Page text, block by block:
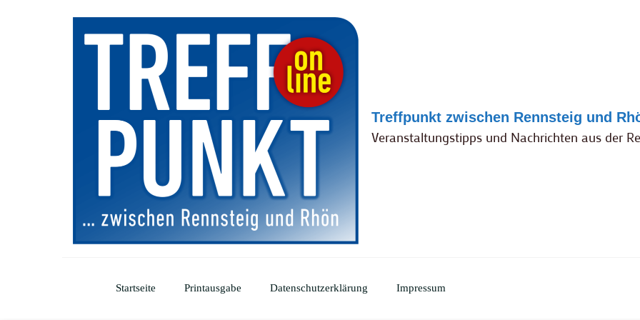
Treffpunkt zwischen Rennsteig und
Veranstaltungstipps und Nachrichten aus der
Startseite Printausgabe Datenschutzerklärung Impressum